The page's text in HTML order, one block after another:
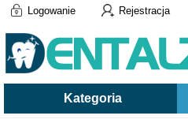
Logowanie Rejestracja
Kategoria